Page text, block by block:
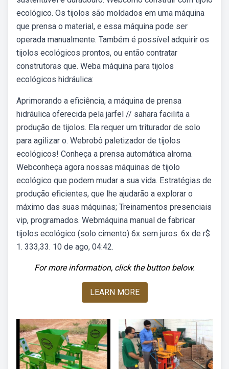
ecológico. Os tijolos são moldados em uma máquina
que prensa o material, e essa máquina pode ser
operada manualmente. Também é possível adquirir os
tijolos ecológicos prontos, ou então contratar
construtoras que. Weba máquina para tijolos
ecológicos hidráulica:
Aprimorando a eficiência, a máquina de prensa
hidráulica oferecida pela jarfel // sahara facilita a
produção de tijolos. Ela requer um triturador de solo
para agilizar o. Webrobô paletizador de tijolos
ecológicos! Conheça a prensa automática alroma.
Webconheça agora nossas máquinas de tijolo
ecológico que podem mudar a sua vida. Estratégias de
produção eficientes, que lhe ajudarão a explorar o
máximo das suas máquinas; Treinamentos presenciais
vip, programados. Webmáquina manual de fabricar
tijolos ecológico (solo cimento) 6x sem juros. 6x de r$
1. 333,33. 10 de ago, 04:42.
For more information, click the button below.
LEARN MORE